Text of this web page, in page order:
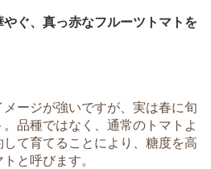
やぐ、真っ赤なフルーツトマトを
メージが強いですが、実は春に旬
品種ではなく、通常のトマトよ
て育てることにより、糖度を高
と呼びます。